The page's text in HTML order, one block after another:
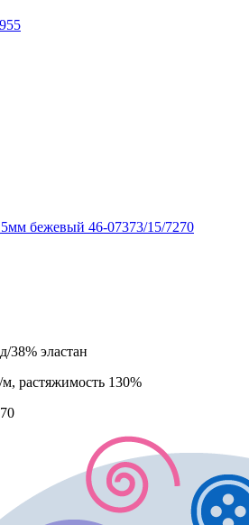
бежевый 46-07373/15/7270
38% эластан
растяжимость 130%